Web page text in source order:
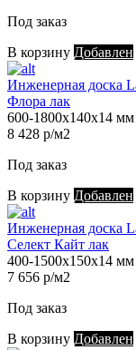
Под заказ
В корзину Добавлен
Инженерная доска
Флора лак
600-1800х140х14 мм
8 428 р/м2
Под заказ
В корзину Добавлен
Инженерная доска
Селект Кайт лак
400-1500х150х14 мм
7 656 р/м2
Под заказ
В корзину Добавлен